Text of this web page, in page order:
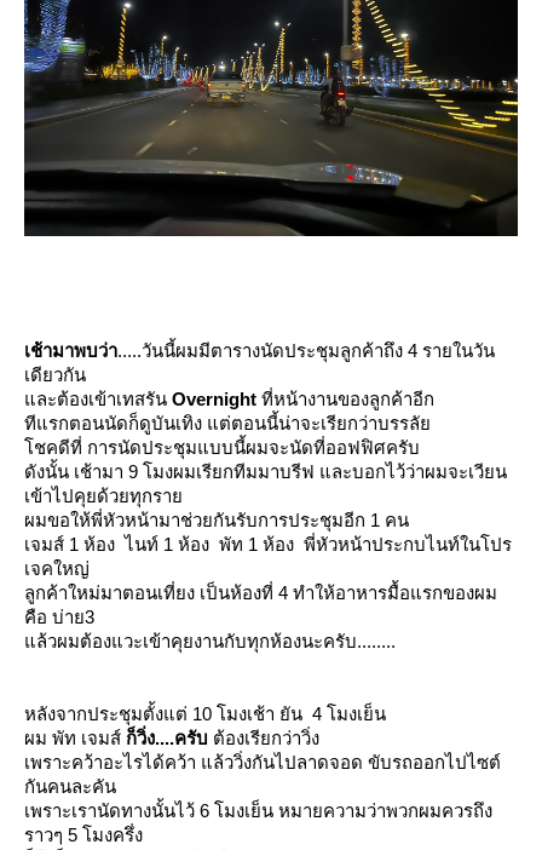
เช้ามาพบว่า.....วันนี้ผมมีตารางนัดประชุมลูกค้าถึง 4 รายในวัน
เดียวกัน
ละต้องเข้าเทสรัน Overnight ที่หน้างานของลูกค้าอีก
ทีแรกตอนนัดก็ดูบันเทิง แต่ตอนนี้น่าจะเรียกว่าบรรลั
ชคดีที่ การนัดประชุมแบบนี้ผมจะนัดที่ออฟฟิศครับ
ดังนั้น เช้ามา 9 โมงผมเรียกทีมมาบรีฟ และบอกไว้ว่าผมจะเวียน
เข้าไปคุยด้วยทุกรา
ผมขอให้พี่หัวหน้ามาช่วยกันรับการประชุมอีก 1 คน
เจมส์ 1 ห้อง ไนท์ 1 ห้อง พัท 1 ห้อง พี่หัวหน้าประกบไนท์ในโปร
เจคใหญ่
ลูกค้าใหม่มาตอนเที่ยง เป็นห้องที่ 4 ทำให้อาหารมื้อแรกของผม
คือ บ่าย3
ล้วผมต้องแวะเข้าคุยงานกับทุกห้องนะครับ........
หลังจากประชุมตั้งแต่ 10 โมงเช้า ยัน 4 โมงเย็น
ผม พัท เจมส์ ก็วิ่ง....ครับ ต้องเรียกว่าวิ่ง
เพราะคว้าอะไรได้คว้า แล้ววิ่งกันไปลาดจอด ขับรถออกไปไซต์
กันคนละคัน
เพราะเรานัดทางนั้นไว้ 6 โมงเย็น หมายความว่าพวกผมควรถึง
ราวๆ 5 โมงครึ่ง